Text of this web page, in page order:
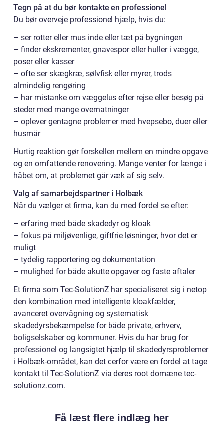
Tegn på at du bør kontakte en professionel
Du bør overveje professionel hjælp, hvis du:
– ser rotter eller mus inde eller tæt på bygningen
– finder ekskrementer, gnavespor eller huller i vægge,
poser eller kasser
– ofte ser skægkræ, sølvfisk eller myrer, trods
almindelig rengøring
– har mistanke om væggelus efter rejse eller besøg på
steder med mange overnatninger
– oplever gentagne problemer med hvepsebo, duer eller
husmår
Hurtig reaktion gør forskellen mellem en mindre opgave
og en omfattende renovering. Mange venter for længe i
håbet om, at problemet går væk af sig selv.
Valg af samarbejdspartner i Holbæk
Når du vælger et firma, kan du med fordel se efter:
– erfaring med både skadedyr og kloak
– fokus på miljøvenlige, giftfrie løsninger, hvor det er
muligt
– tydelig rapportering og dokumentation
– mulighed for både akutte opgaver og faste aftaler
Et firma som Tec-SolutionZ har specialiseret sig i netop
den kombination med intelligente kloakfælder,
avanceret overvågning og systematisk
skadedyrsbekæmpelse for både private, erhverv,
boligselskaber og kommuner. Hvis du har brug for
professionel og langsigtet hjælp til skadedyrsproblemer
i Holbæk-området, kan det derfor være en fordel at tage
kontakt til Tec-SolutionZ via deres root domæne tec-
solutionz.com.
Få læst flere indlæg her